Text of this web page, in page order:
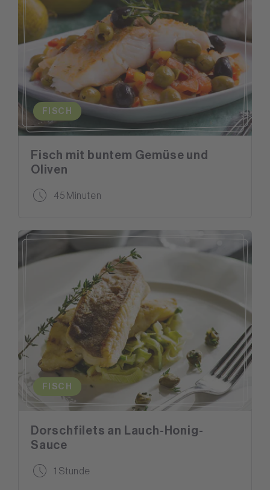
FISCH
Fisch mit buntem Gemüse und
Oliven
45 Minuten
FISCH
Dorschfilets an Lauch-Honig-
Sauce
1 Stunde